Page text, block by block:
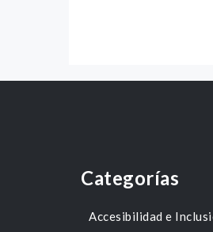
Categorías
Accesibilidad e